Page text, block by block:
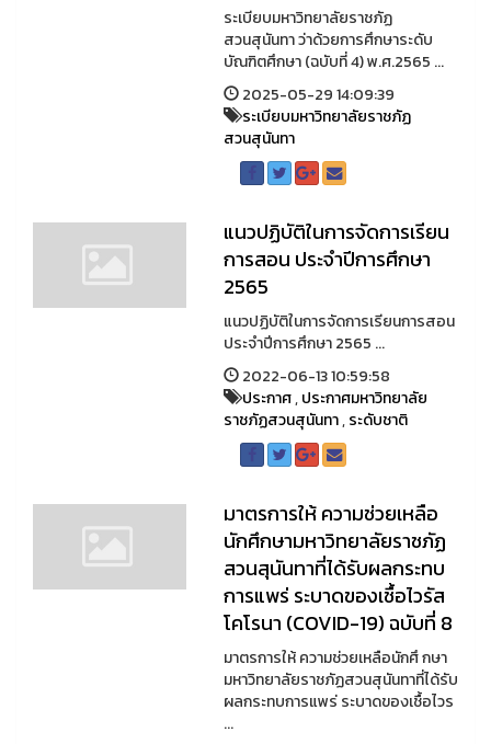
ระเบียบมหาวิทยาลัยราชภัฏ
สวนสุนันทา ว่าด้วยการศึกษาระดับ
บัณฑิตศึกษา (ฉบับที่ 4) พ.ศ.2565 ...
2025-05-29 14:09:39
ระเบียบมหาวิทยาลัยราชภัฏ
สวนสุนันทา
แนวปฏิบัติในการจัดการเรียน
การสอน ประจำปีการศึกษา
2565
แนวปฏิบัติในการจัดการเรียนการสอน
ประจำปีการศึกษา 2565 ...
2022-06-13 10:59:58
ประกาศ,ประกาศมหาวิทยาลัย
ราชภัฏสวนสุนันทา,ระดับชาติ
มาตรการให้ ความช่วยเหลือ
นักศึกษามหาวิทยาลัยราชภัฏ
สวนสุนันทาที่ได้รับผลกระทบ
การแพร่ ระบาดของเชื้อไวรัส
โคโรนา (COVID-19) ฉบับที่ 8
มาตรการให้ ความช่วยเหลือนักศึ กษา
มหาวิทยาลัยราชภัฏสวนสุนันทาที่ได้รับ
ผลกระทบการแพร่ ระบาดของเชื้อไวร
...